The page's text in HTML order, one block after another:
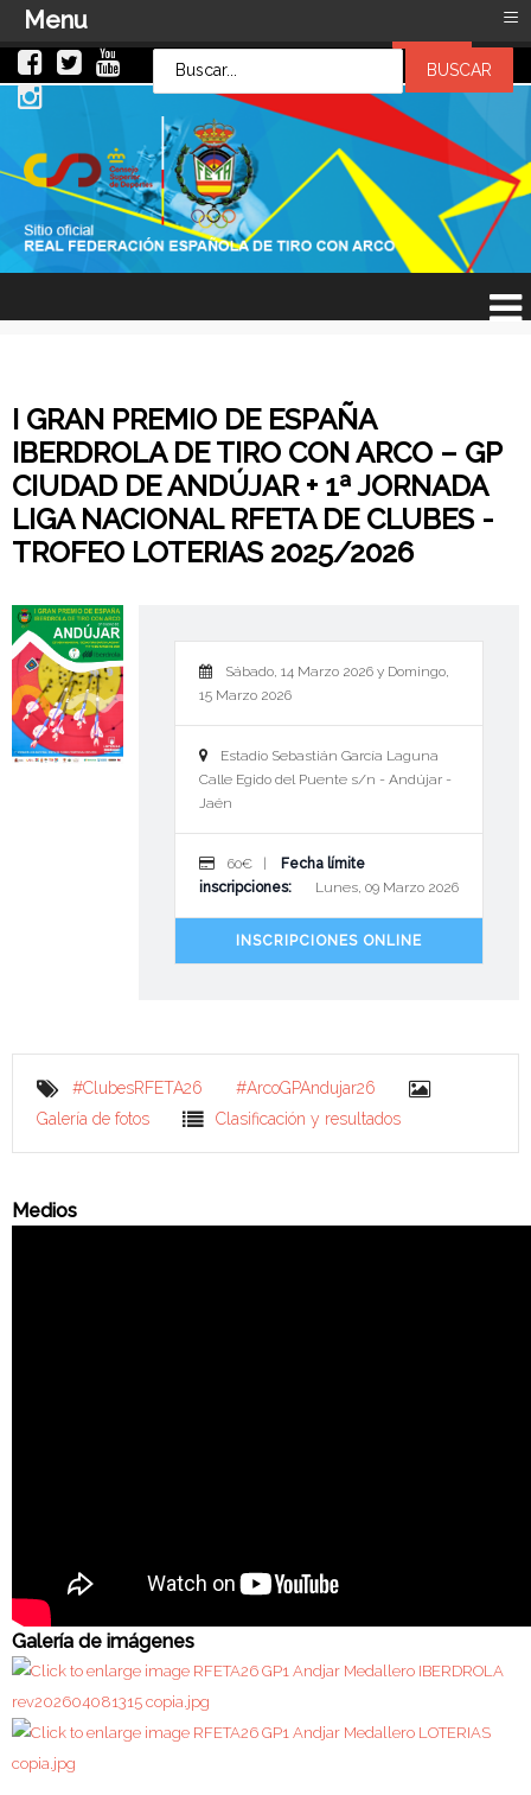
I GRAN PREMIO DE ESPAÑA
IBERDROLA DE TIRO CON ARCO – GP
CIUDAD DE ANDÚJAR + 1ª JORNADA
LIGA NACIONAL RFETA DE CLUBES -
TROFEO LOTERIAS 2025/2026
Sábado, 14 Marzo 2026 y Domingo,
15 Marzo 2026
Estadio Sebastián García Laguna
Calle Egido del Puente s/n - Andújar -
Jaén
60€ |
Fecha límite
inscripciones:
Lunes, 09 Marzo 2026
INSCRIPCIONES ONLINE
#ClubesRFETA26
#ArcoGPAndujar26
Galería de fotos
Clasificación y resultados
Medios
Galería de imágenes
LOG IN
Usuario
Contraseña
Recuérdeme
Menu ≡